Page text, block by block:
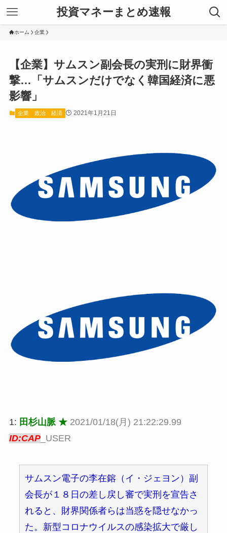
投資マネーまとめ速報
ホーム 企業
【企業】サムスン副会長の実刑に財界衝
撃…「サムスンだけでなく韓国経済に悪
影響」
企業 政治 経済 2021年1月21日
1: 田杉山脈 ★ 2021/01/18(月) 21:22:29.99
ID:CAP_USER
サムスン電子の李在鎔（イ・ジェヨン）副
会長が１８日の差し戻し審で実刑を宣告さ
れると、財界関係者らは当惑を隠せなかっ
た。新型コロナウイルスの感染拡大で厳し